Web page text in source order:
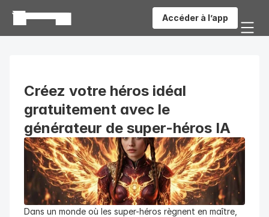
Accéder à l’app
Créez votre héros idéal
gratuitement avec le
générateur de super-héros IA
Dans un monde où les super-héros règnent en maître,